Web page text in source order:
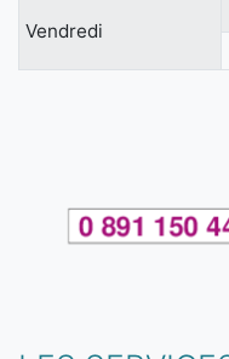
Vendredi